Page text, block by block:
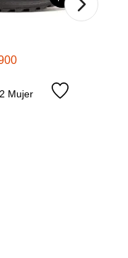
Mujer